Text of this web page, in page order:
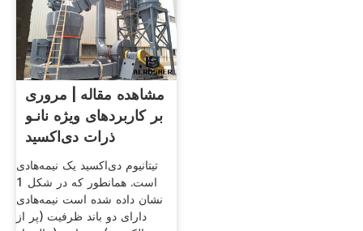
مشاهده مقاله | مروری
بر کاربردهای ویژه نانـو
ذرات دی‌اکسید
تیتانیوم دی‌اکسید یک نیمه‌هادی
است. همانطور که در شکل 1
نشان داده شده است نیمه‌هادی
دارای دو باند ظرفیت (پر از